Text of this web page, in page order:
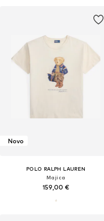
Novo
POLO RALPH LAUREN
Majica
159,00 €